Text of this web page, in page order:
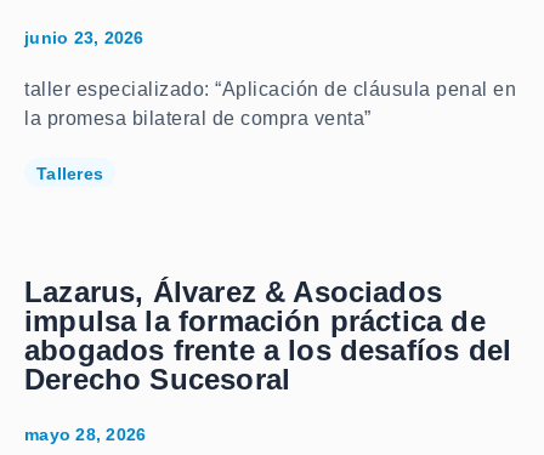
junio 23, 2026
taller especializado: “Aplicación de cláusula penal en
la promesa bilateral de compra venta”
Talleres
Lazarus, Álvarez & Asociados
impulsa la formación práctica de
abogados frente a los desafíos del
Derecho Sucesoral
mayo 28, 2026